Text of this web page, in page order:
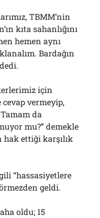
TBMM’nin
kıta sahanlığını
hemen aynı
Bardağın
için
cevap vermeyip,
da
mu?” demekle
ettiği karşılık
“hassasiyetlere
geldi.
oldu; 15